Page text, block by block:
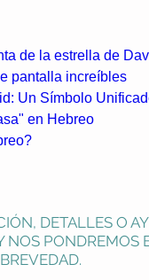
de la estrella de
pantalla increíbles
Un Símbolo
en Hebreo
DETALLES O
NOS PONDREMOS
BREVEDAD.